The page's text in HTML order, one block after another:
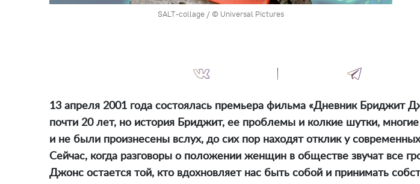
SALT-collage / © Universal Pictures
13 апреля 2001 года состоялась премьера фильма «Дневник Бриджит
почти 20 лет, но история Бриджит, ее проблемы и колкие шутки, многие
и не были произнесены вслух, до сих пор находят отклик у
Сейчас, когда разговоры о положении женщин в обществе звучат все
Джонс остается той, кто вдохновляет нас быть собой и принимать